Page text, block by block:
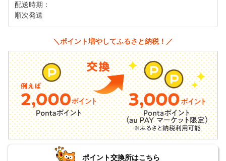
配送時期：
順次発送
＼ポイント増やしてふるさと納税！／
ポイント交換所はこちら